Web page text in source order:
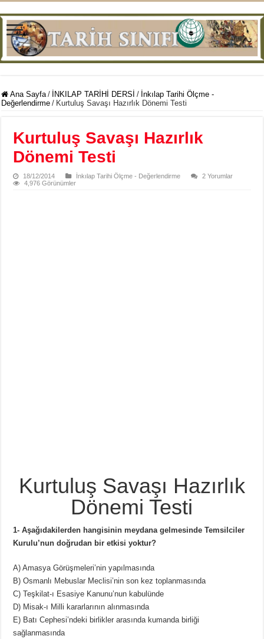
Ana Sayfa / İNKILAP TARİHİ DERSİ / İnkılap Tarihi Ölçme -
Değerlendirme / Kurtuluş Savaşı Hazırlık Dönemi Testi
Kurtuluş Savaşı Hazırlık
Dönemi Testi
18/12/2014 İnkılap Tarihi Ölçme - Değerlendirme
2 Yorumlar
4,976 Görünümler
Kurtuluş Savaşı Hazırlık
Dönemi Testi
1- Aşağıdakilerden hangisinin meydana gelmesinde Temsilciler
Kurulu’nun doğrudan bir etkisi yoktur?
A) Amasya Görüşmeleri’nin yapılmasında
B) Osmanlı Mebuslar Meclisi’nin son kez toplanmasında
C) Teşkilat-ı Esasiye Kanunu’nun kabulünde
D) Misak-ı Milli kararlarının alınmasında
E) Batı Cephesi’ndeki birlikler arasında kumanda birliği
sağlanmasında